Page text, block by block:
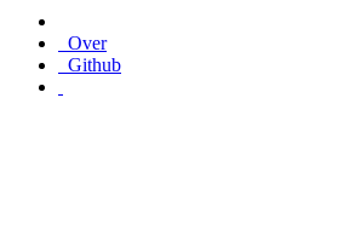
Over
Github